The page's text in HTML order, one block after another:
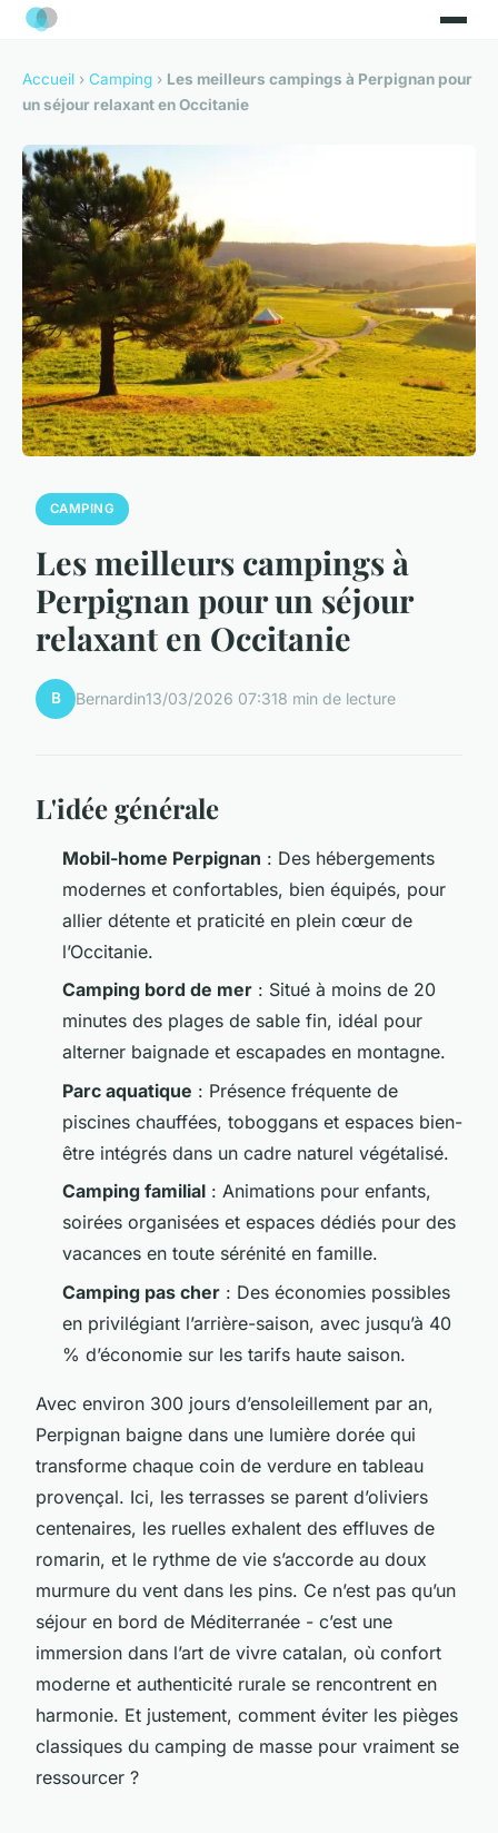
Accueil › Camping › Les meilleurs campings à Perpignan pour
un séjour relaxant en Occitanie
CAMPING
Les meilleurs campings à
Perpignan pour un séjour
relaxant en Occitanie
B Bernardin13/03/2026 07:318 min de lecture
L'idée générale
Mobil-home Perpignan : Des hébergements
modernes et confortables, bien équipés, pour
allier détente et praticité en plein cœur de
l’Occitanie.
Camping bord de mer : Situé à moins de 20
minutes des plages de sable fin, idéal pour
alterner baignade et escapades en montagne.
Parc aquatique : Présence fréquente de
piscines chauffées, toboggans et espaces bien-
être intégrés dans un cadre naturel végétalisé.
Camping familial : Animations pour enfants,
soirées organisées et espaces dédiés pour des
vacances en toute sérénité en famille.
Camping pas cher : Des économies possibles
en privilégiant l’arrière-saison, avec jusqu’à 40
% d’économie sur les tarifs haute saison.
Avec environ 300 jours d’ensoleillement par an,
Perpignan baigne dans une lumière dorée qui
transforme chaque coin de verdure en tableau
provençal. Ici, les terrasses se parent d’oliviers
centenaires, les ruelles exhalent des effluves de
romarin, et le rythme de vie s’accorde au doux
murmure du vent dans les pins. Ce n’est pas qu’un
séjour en bord de Méditerranée - c’est une
immersion dans l’art de vivre catalan, où confort
moderne et authenticité rurale se rencontrent en
harmonie. Et justement, comment éviter les pièges
classiques du camping de masse pour vraiment se
ressourcer ?